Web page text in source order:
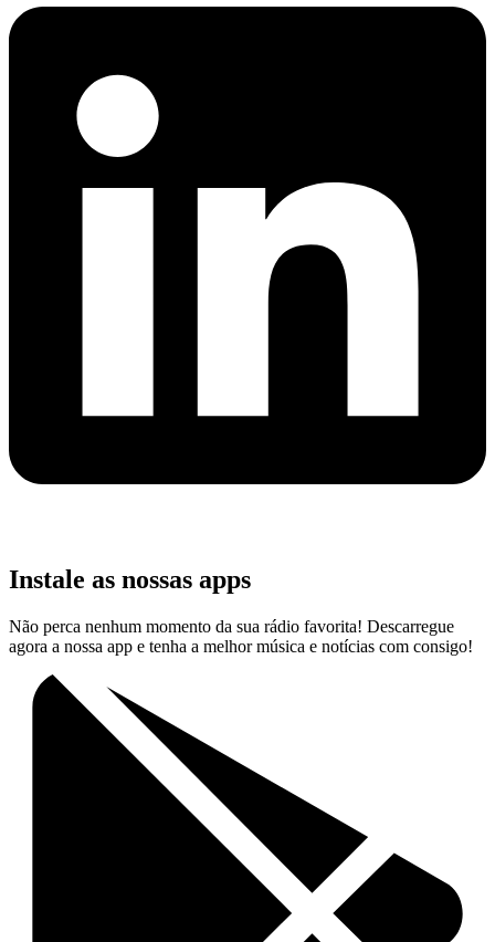
Instale as nossas apps
Não perca nenhum momento da sua rádio favorita! Descarregue
agora a nossa app e tenha a melhor música e notícias com consigo!